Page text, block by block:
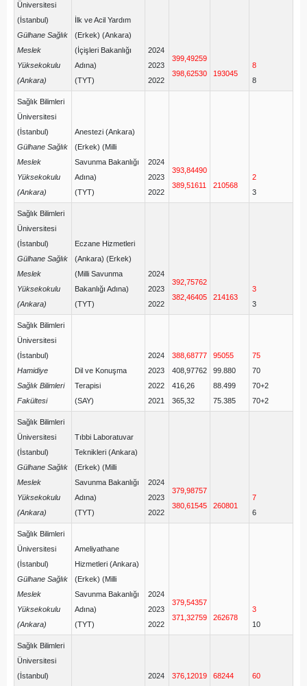
Üniversitesi
(İstanbul)
Gülhane Sağlık
Meslek
Yüksekokulu
(Ankara)
İlk ve Acil Yardım
(Erkek) (Ankara)
(İçişleri Bakanlığı
Adına)
(TYT)
2024
2023
2022
399,49259
398,62530
193045
8
8
Sağlık Bilimleri
Üniversitesi
(İstanbul)
Gülhane Sağlık
Meslek
Yüksekokulu
(Ankara)
Anestezi (Ankara)
(Erkek) (Milli
Savunma Bakanlığı
Adına)
(TYT)
2024
2023
2022
393,84490
389,51611
210568
2
3
Sağlık Bilimleri
Üniversitesi
(İstanbul)
Gülhane Sağlık
Meslek
Yüksekokulu
(Ankara)
Eczane Hizmetleri
(Ankara) (Erkek)
(Milli Savunma
Bakanlığı Adına)
(TYT)
2024
2023
2022
392,75762
382,46405
214163
3
3
Sağlık Bilimleri
Üniversitesi
(İstanbul)
Hamidiye
Sağlık Bilimleri
Fakültesi
Dil ve Konuşma
Terapisi
(SAY)
2024
2023
2022
2021
388,68777
408,97762
416,26
365,32
95055
99.880
88.499
75.385
75
70
70+2
70+2
Sağlık Bilimleri
Üniversitesi
(İstanbul)
Gülhane Sağlık
Meslek
Yüksekokulu
(Ankara)
Tıbbi Laboratuvar
Teknikleri (Ankara)
(Erkek) (Milli
Savunma Bakanlığı
Adına)
(TYT)
2024
2023
2022
379,98757
380,61545
260801
7
6
Sağlık Bilimleri
Üniversitesi
(İstanbul)
Gülhane Sağlık
Meslek
Yüksekokulu
(Ankara)
Ameliyathane
Hizmetleri (Ankara)
(Erkek) (Milli
Savunma Bakanlığı
Adına)
(TYT)
2024
2023
2022
379,54357
371,32759
262678
3
10
Sağlık Bilimleri
Üniversitesi
(İstanbul)
2024
376,12019
68244
60